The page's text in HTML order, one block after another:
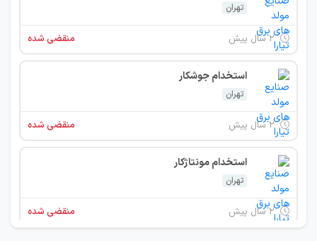
تهران
۲ سال پیش منقضی شده
استخدام جوشکار
تهران
۲ سال پیش منقضی شده
استخدام مونتاژکار
تهران
۲ سال پیش منقضی شده